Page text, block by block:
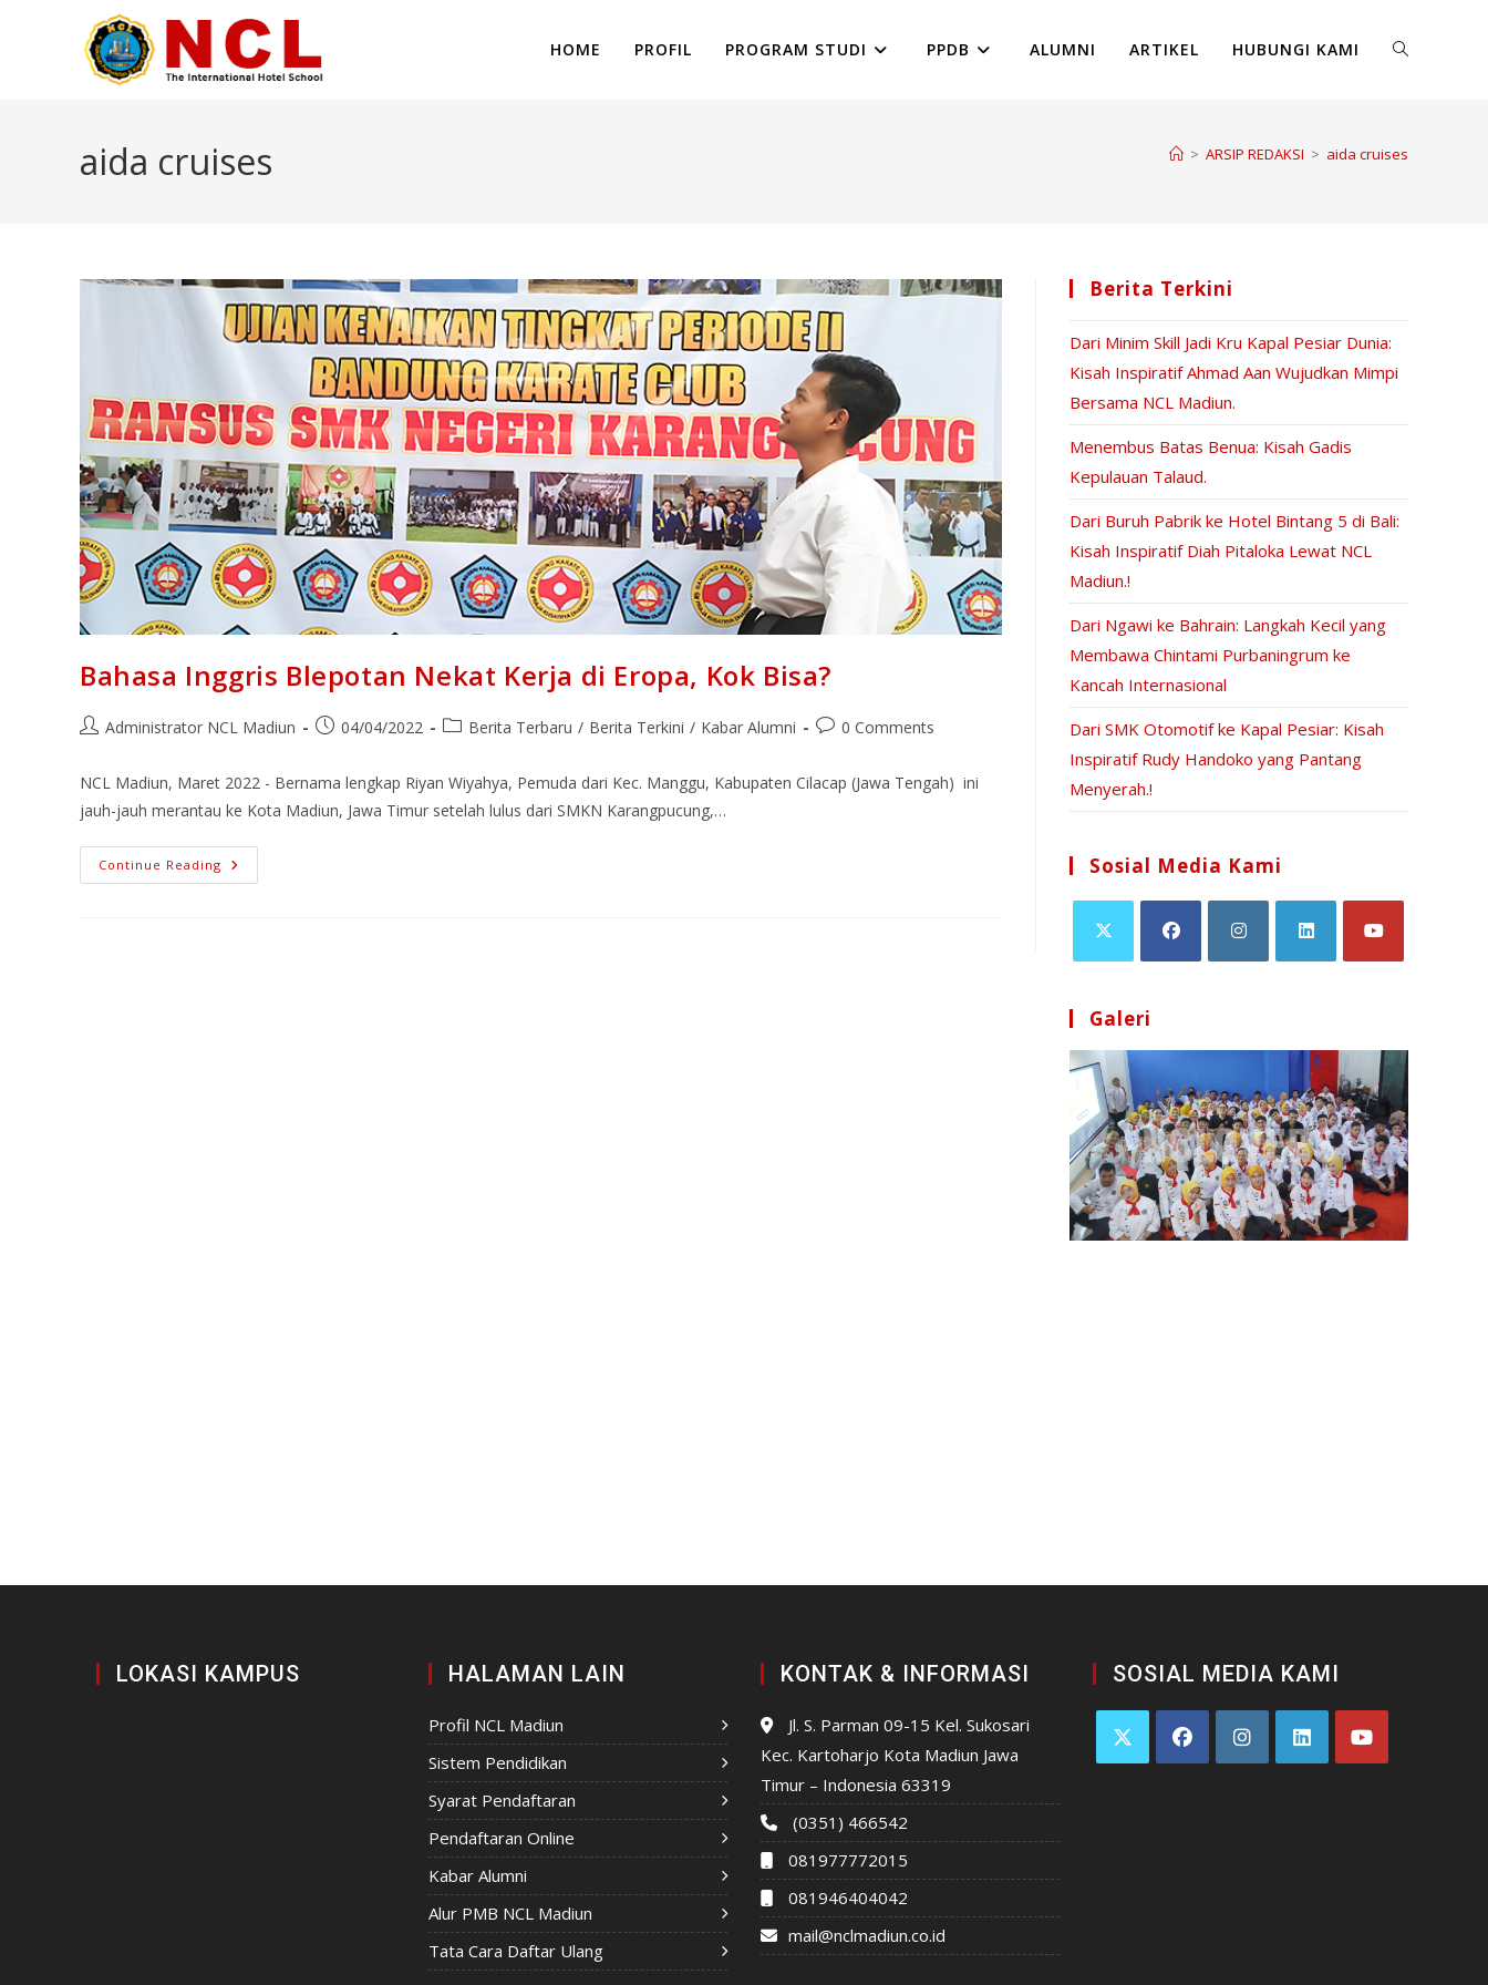
HOME PROFIL PROGRAM STUDI PPDB ALUMNI ARTIKEL HUBUNGI KAMI
aida cruises > ARSIP REDAKSI > aida cruises
Bahasa Inggris Blepotan Nekat Kerja di Eropa, Kok Bisa?
Administrator NCL Madiun 04/04/2022 Berita Terbaru / Berita Terkini / Kabar Alumni 0 Comments
NCL Madiun, Maret 2022 - Bernama lengkap Riyan Wiyahya, Pemuda dari Kec. Manggu, Kabupaten Cilacap (Jawa Tengah) ini
jauh-jauh merantau ke Kota Madiun, Jawa Timur setelah lulus dari SMKN Karangpucung,…
Continue Reading
Berita Terkini
Dari Minim Skill Jadi Kru Kapal Pesiar Dunia:
Kisah Inspiratif Ahmad Aan Wujudkan Mimpi
Bersama NCL Madiun.
Menembus Batas Benua: Kisah Gadis
Kepulauan Talaud.
Dari Buruh Pabrik ke Hotel Bintang 5 di Bali:
Kisah Inspiratif Diah Pitaloka Lewat NCL
Madiun.!
Dari Ngawi ke Bahrain: Langkah Kecil yang
Membawa Chintami Purbaningrum ke
Kancah Internasional
Dari SMK Otomotif ke Kapal Pesiar: Kisah
Inspiratif Rudy Handoko yang Pantang
Menyerah.!
Sosial Media Kami
Galeri
LOKASI KAMPUS HALAMAN LAIN
Profil NCL Madiun
Sistem Pendidikan
Syarat Pendaftaran
Pendaftaran Online
Kabar Alumni
Alur PMB NCL Madiun
Tata Cara Daftar Ulang
KONTAK & INFORMASI
Jl. S. Parman 09-15 Kel. Sukosari
Kec. Kartoharjo Kota Madiun Jawa
Timur – Indonesia 63319
(0351) 466542
081977772015
081946404042
mail@nclmadiun.co.id
SOSIAL MEDIA KAMI